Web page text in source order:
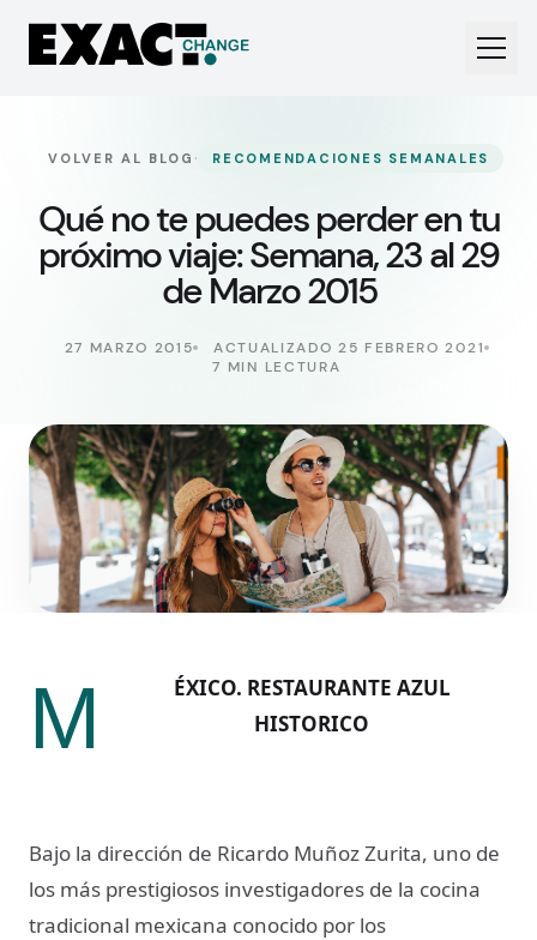
VOLVER AL BLOG · RECOMENDACIONES SEMANALES
Qué no te puedes perder en tu
próximo viaje: Semana, 23 al 29
de Marzo 2015
27 MARZO 2015
ACTUALIZADO 25 FEBRERO 2021
7 MIN LECTURA
M
ÉXICO. RESTAURANTE AZUL
HISTORICO
Bajo la dirección de Ricardo Muñoz Zurita, uno de
los más prestigiosos investigadores de la cocina
tradicional mexicana conocido por los